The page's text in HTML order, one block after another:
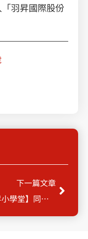
羽昇國際股份
下一篇文章
【羽昇小學堂】同事偷偷提升權限，你怎麼知道？
下一